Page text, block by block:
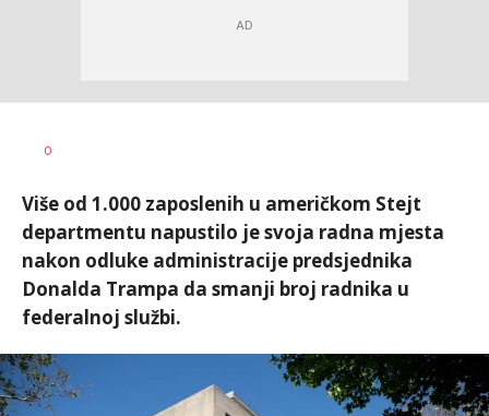
AUTOR
0
Više od 1.000 zaposlenih u američkom Stejt
departmentu napustilo je svoja radna mjesta
nakon odluke administracije predsjednika
Donalda Trampa da smanji broj radnika u
federalnoj službi.